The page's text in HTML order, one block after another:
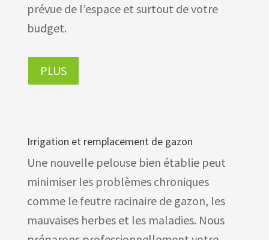
prévue de l’espace et surtout de votre
budget.
PLUS
Irrigation et remplacement de gazon
Une nouvelle pelouse bien établie peut
minimiser les problèmes chroniques
comme le feutre racinaire de gazon, les
mauvaises herbes et les maladies. Nous